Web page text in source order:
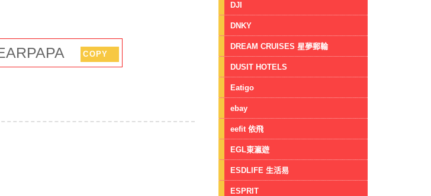
COPY
DJI
DNKY
DREAM CRUISES 星夢郵輪
DUSIT HOTELS
Eatigo
ebay
eefit 依飛
EGL東瀛遊
ESDLIFE 生活易
ESPRIT